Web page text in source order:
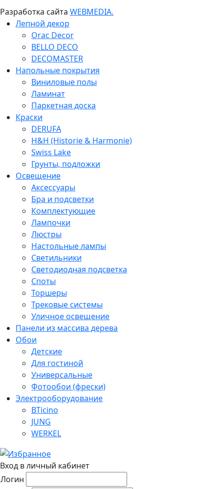
Разработка сайта WEBMEDIA.
Лепной декор
Orac Decor
BELLO DECO
DECOMASTER
Напольные покрытия
Виниловые полы
Ламинат
Паркетная доска
Краски
DERUFA
H&H (Historie & Harmonie)
Swiss Lake
Грунты, подложки
Освещение
Аксессуары
Бра и подсветки
Комплектующие
Лампочки
Люстры
Настольные лампы
Светильники
Светодиодная подсветка
Споты
Торшеры
Трековые системы
Уличное освещение
Панели из массива дерева
Обои
Детские
Для гостиной
Универсальные
Фотообои (фрески)
Электрооборудование
BTicino
JUNG
WERKEL
Вход в личный кабинет
Логин